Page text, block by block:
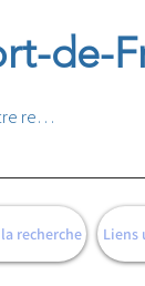
de-
recherche Liens